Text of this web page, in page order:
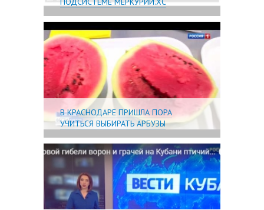
В КРАСНОДАРЕ ПРИШЛА ПОРА
УЧИТЬСЯ ВЫБИРАТЬ АРБУЗЫ